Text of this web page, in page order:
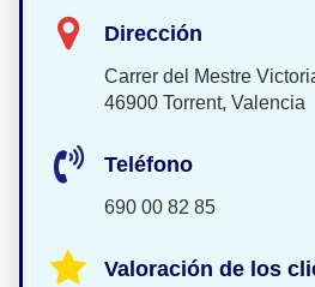
Dirección
Carrer del Mestre
46900 Torrent, Valencia
Teléfono
690 00 82 85
Valoración de los